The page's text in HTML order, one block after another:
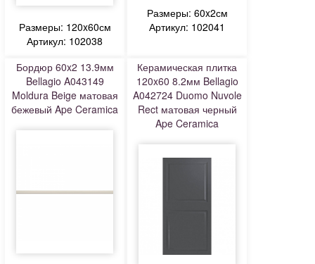
Размеры: 120x60см
Артикул: 102038
Размеры: 60x2см
Артикул: 102041
Бордюр 60x2 13.9мм
Bellagio A043149
Moldura Beige матовая
бежевый Ape Ceramica
Керамическая плитка
120x60 8.2мм Bellagio
A042724 Duomo Nuvole
Rect матовая черный
Ape Ceramica